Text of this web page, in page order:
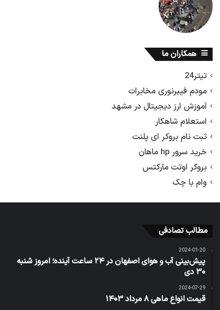
همکاران ما
تیتر24
مودم فیبرنوری مخابرات
آموزش ارز دیجیتال در مشهد
استعلام شاهکار
ثبت نام بروکر ای پلنت
خرید سرور hp ماهان
بروکر اوتت مارکتس
وام با چک
مطالب تصادفی
2024-01-20
پیش‌بینی آب و هوای اصفهان در ۲۴ ساعت آینده؛ امروز شنبه
۳۰ دی
2024-07-29
قیمت انواع ماهی ۸ مرداد ۱۴۰۳